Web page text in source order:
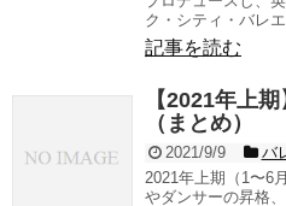
ク・シティ・バレ
記事を読む
【2021年上
（まとめ）
2021/9/9
バ
2021年上期（1〜6
やダンサーの昇格